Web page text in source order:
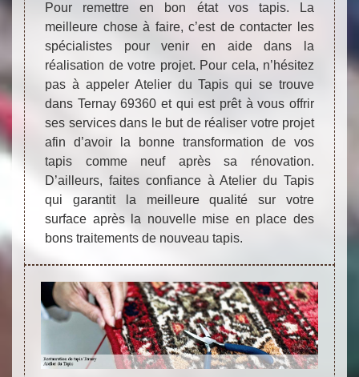
Pour remettre en bon état vos tapis. La
meilleure chose à faire, c’est de contacter les
spécialistes pour venir en aide dans la
réalisation de votre projet. Pour cela, n’hésitez
pas à appeler Atelier du Tapis qui se trouve
dans Ternay 69360 et qui est prêt à vous offrir
ses services dans le but de réaliser votre projet
afin d’avoir la bonne transformation de vos
tapis comme neuf après sa rénovation.
D’ailleurs, faites confiance à Atelier du Tapis
qui garantit la meilleure qualité sur votre
surface après la nouvelle mise en place des
bons traitements de nouveau tapis.